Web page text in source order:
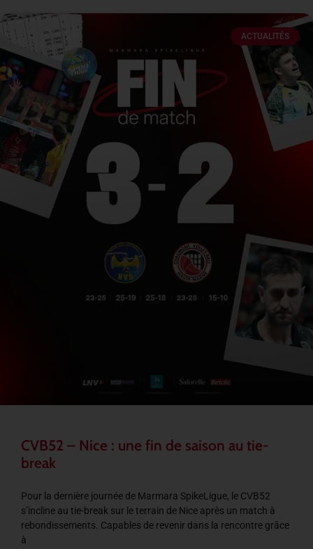
ACTUALITÉS
CVB52 – Nice : une fin de saison au tie-
break
Pour la dernière journée de Marmara SpikeLigue, le CVB52
s’incline au tie-break sur le terrain de Nice après un match à
rebondissements. Capables de revenir dans la rencontre grâce
à